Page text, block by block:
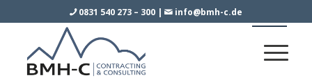
0831 540 273 – 300| info@bmh-c.de